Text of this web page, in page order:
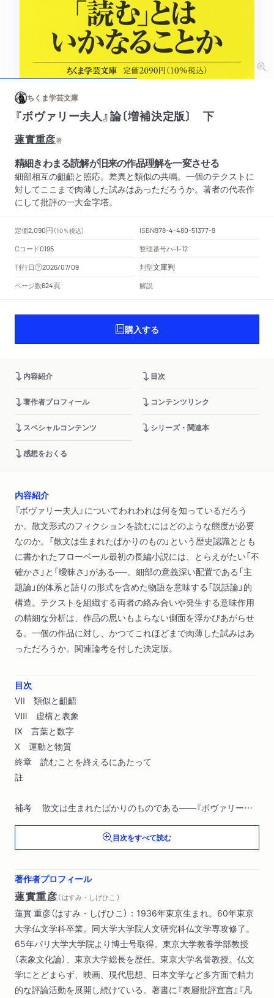
ちくま学芸文庫
『ボヴァリー夫人』論〔増補決定版〕 下
蓮實重彦著
精細きわまる読解が旧来の作品理解を一変させる
細部相互の齟齬と照応。差異と類似の共鳴。一個のテクストに
対してここまで肉薄した試みはあっただろうか。著者の代表作
にして批評の一大金字塔。
定価2,090円 （10％税込） ISBN978-4-480-51377-9
Cコード0195 整理番号ハ-1-12
刊行日 2026/07/09 判型文庫判
ページ数624頁 解説
購入する
内容紹介 目次
著作者プロフィール コンテンツリンク
スペシャルコンテンツ シリーズ・関連本
感想をおくる
内容紹介
『ボヴァリー夫人』についてわれわれは何を知っているだろう
か。散文形式のフィクションを読むにはどのような態度が必要
なのか。「散文は生まれたばかりのもの」という歴史認識ととも
に書かれたフローベール最初の長編小説には、とらえがたい「不
確かさ」と「曖昧さ」がある──。細部の意義深い配置である「主
題論」的体系と語りの形式を含めた物語を意味する「説話論」的
構造。テクストを組織する両者の絡み合いや発生する意味作用
の精細な分析は、作品の思いもよらない側面を浮かびあがらせ
る。一個の作品に対し、かつてこれほどまで肉薄した試みはあ
っただろうか。関連論考を付した決定版。
目次
Ⅶ 類似と齟齬
Ⅷ 虚構と表象
Ⅸ 言葉と数字
Ⅹ 運動と物質
終章 読むことを終えるにあたって
註
補考 散文は生まれたばかりのものである――『ボヴァリー夫
人』のテクストに挿入された「余白」についての考察
もろもろの謝辞――あとがきにかえて――
書誌
人名索引
目次をすべて読む
著作者プロフィール
蓮實重彦（ はすみ・しげひこ ）
蓮實 重彦（はすみ・しげひこ）：1936年東京生まれ。60年東京
大学仏文学科卒業。同大学大学院人文研究科仏文学専攻修了。
65年パリ大学大学院より博士号取得。東京大学教養学部教授
（表象文化論）、東京大学総長を歴任。東京大学名誉教授。仏文
学にとどまらず、映画、現代思想、日本文学など多方面で精力
的な評論活動を展開し続けている。著書に『表層批評宣言』『凡